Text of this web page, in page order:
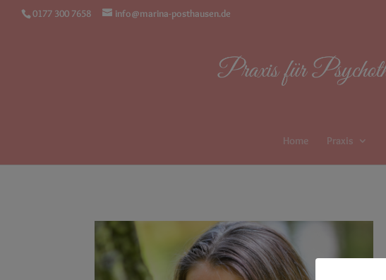
0177 300 7658 info@marina-posthausen.de
Home Praxis